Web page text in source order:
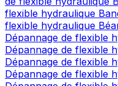
flexible hydraulique
flexible hydraulique
Dépannage de flexible
Dépannage de flexible
Dépannage de flexible
Dépannage de flexible